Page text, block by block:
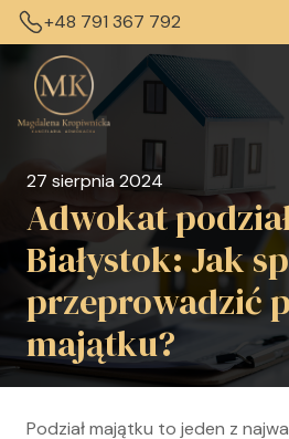
+48 791 367 792
27 sierpnia 2024
Adwokat
Białystok: Jak
przeprowadzić
majątku?
Podział majątku to jeden z